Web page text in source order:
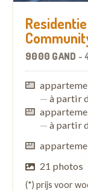
9000 GAND -
— à partir
— à partir
21 photos
(*) prijs voor